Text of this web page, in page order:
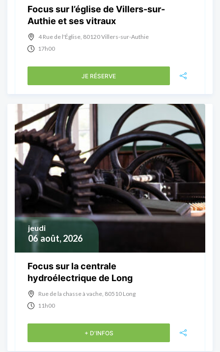
Focus sur l’église de Villers-sur-
Authie et ses vitraux
4 Rue de l'Église, 80120 Villers-sur-Authie
17h00
JE RÉSERVE
06 août, 2026
jeudi
Focus sur la centrale
hydroélectrique de Long
Rue de la chasse à vache, 80510 Long
11h00
+ D'INFOS